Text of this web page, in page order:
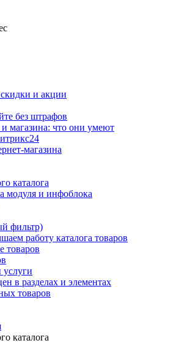
и акции
без штрафов
магазина: что они умеют
магазина
каталога
модуля и инфоблока
фильтр)
работу каталога товаров
товаров
в разделах и элементах
товаров
каталога